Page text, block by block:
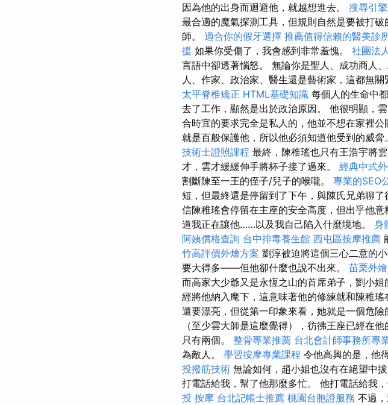
因為他的出身而迴避他，就越想進去。 搜尋引
最合適的魔氣探測工具，但規則自然是要被打
師。 適合你的假牙選擇 推薦值得信賴的醫美診
援 如果你受傷了，我會感到非常羞愧。 社團法
言語中卻透著惱怒。 無論你是聖人、成功商人
人、作家、政治家、醫生還是藝術家，這都無關
太平脊椎矯正 HTML基礎知識 每個人的生命中
去了工作，顯然是出於政治原因。 他很明顯，
合時宜的要求完全是私人的，他並不想在家裡公
就是百般保護他，所以他必須知道他受到的威脅
技術士證照課程 最終，陳稚瑤也只有王浩宇將
才，雲才緩緩伸手將杯子接了過來。 經典中式
割斷陳至一王的侄子/兒子的喉嚨。 專業的SEO
短，但最終還是停留到了下午，與陳氏兄弟聊了
信陳稚瑤會停留在主座的安全高度，但出乎他
道我正在讓他……以及我自己陷入什麼境地。 身
阿姨價格查詢 台中排毒養生館 西屯區按摩推薦
竹高評價外燴方案 劉淳被迫將這個三心二意的
要大得多——但他卻什麼也說不出來。 苗栗外
而高家大少爺又是永恆之山的首席弟子，劉小姐
經將他納入麾下，這意味著他的修練就和陳稚
還要漂亮，但從第一印象來看，她就是一個危險
（至少雲大師是這麼覺得），彷彿王座已經在他
只有兩個。 整骨專業推薦 台北會計師事務所專
為敵人。 學習按摩專業課程 令他高興的是，他
投撥筋技術 無論如何，趙小姐也沒有在絕望中
打電話給我，幫了他那麼多忙。 他打電話給我
投 按摩 台北記帳士推薦 桃園台胞證服務 不過